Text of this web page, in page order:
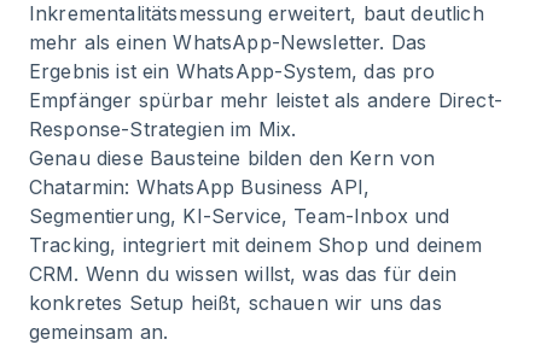
Inkrementalitätsmessung erweitert, baut deutlich
mehr als einen WhatsApp-Newsletter. Das
Ergebnis ist ein WhatsApp-System, das pro
Empfänger spürbar mehr leistet als andere Direct-
Response-Strategien im Mix.
Genau diese Bausteine bilden den Kern von
Chatarmin: WhatsApp Business API,
Segmentierung, KI-Service, Team-Inbox und
Tracking, integriert mit deinem Shop und deinem
CRM. Wenn du wissen willst, was das für dein
konkretes Setup heißt, schauen wir uns das
gemeinsam an.